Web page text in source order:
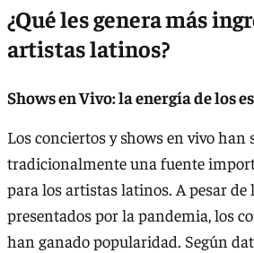
¿Qué les genera más
artistas latinos?
Shows en Vivo: la energía de los
Los conciertos y shows en vivo han
tradicionalmente una fuente
para los artistas latinos. A pesar de
presentados por la pandemia, los
han ganado popularidad. Según